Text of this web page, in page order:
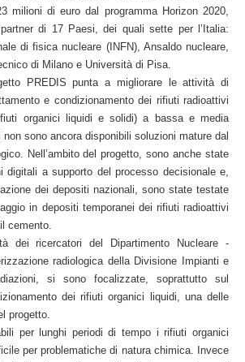
milioni di euro dal programma Horizon 2020,
di 17 Paesi, dei quali sette per l’Italia:
di fisica nucleare (INFN), Ansaldo nucleare,
di Milano e Università di Pisa.
PREDIS punta a migliorare le attività di
e condizionamento dei rifiuti radioattivi
organici liquidi e solidi) a bassa e media
sono ancora disponibili soluzioni mature dal
Nell’ambito del progetto, sono anche state
digitali a supporto del processo decisionale e,
dei depositi nazionali, sono state testate
in depositi temporanei dei rifiuti radioattivi
cemento.
dei ricercatori del Dipartimento Nucleare -
radiologica della Divisione Impianti e
si sono focalizzate, soprattutto sul
dei rifiuti organici liquidi, una delle
progetto.
per lunghi periodi di tempo i rifiuti organici
per problematiche di natura chimica. Invece